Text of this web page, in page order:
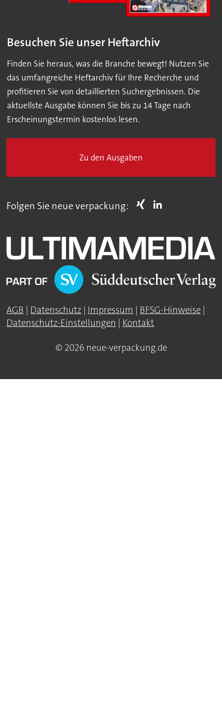
Besuchen Sie unser Heftarchiv
Finden Sie heraus, was die Branche bewegt! Nutzen Sie
das umfangreiche Heftarchiv für Ihre Recherche und
profitieren Sie von detaillierten Suchergebnissen. Die
aktuellste Ausgabe können Sie bis zu 14 Tage nach
Erscheinungstermin kostenlos lesen.
Zu den Ausgaben
Folgen Sie neue verpackung:
AGB | Datenschutz | Impressum | BFSG-Hinweise |
Datenschutz-Einstellungen | Kontakt
© 2026 neue-verpackung.de